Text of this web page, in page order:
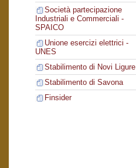
Società partecipazione
Industriali e Commerciali -
SPAICO
Unione esercizi elettrici -
UNES
Stabilimento di Novi Ligure
Stabilimento di Savona
Finsider